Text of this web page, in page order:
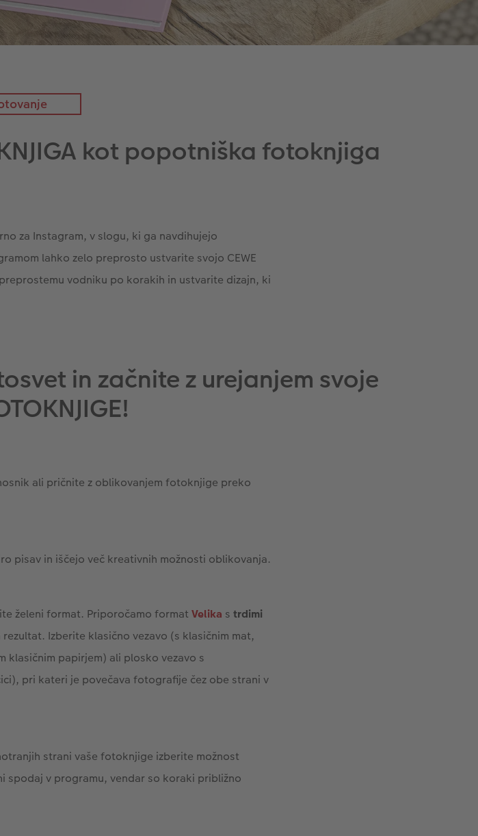
kot popotniška fotoknjiga
za Instagram, v slogu, ki ga navdihujejo
lahko zelo preprosto ustvarite svojo CEWE
vodniku po korakih in ustvarite dizajn, ki
in začnite z urejanjem svoje
ali pričnite z oblikovanjem fotoknjige preko
pisav in iščejo več kreativnih možnosti oblikovanja.
želeni format. Priporočamo formatVelika strdimi
Izberite klasično vezavo (s klasičnim mat,
klasičnim papirjem) ali plosko vezavo s
pri kateri je povečava fotografije čez obe strani v
strani vaše fotoknjige izberite možnost
spodaj v programu, vendar so koraki približno